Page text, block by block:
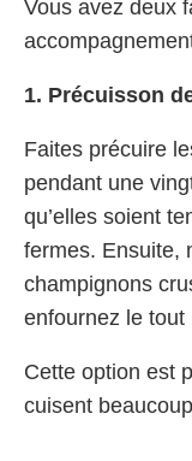
Vous avez deux
1. Précuisson
Faites précuire
pendant une
qu’elles soient
fermes. Ensuite,
champignons
enfournez le tout
Cette option est
cuisent